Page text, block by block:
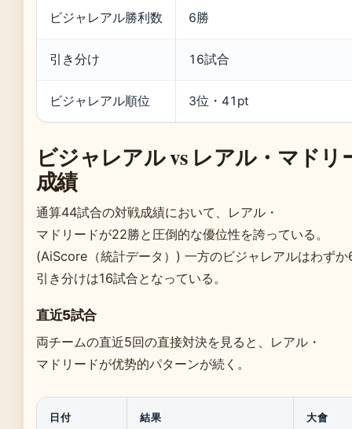
ビジャレアル勝利数 6勝
引き分け 16試合
ビジャレアル順位 3位・41pt
ビジャレアル vs レアル・マドリ
成績
通算44試合の対戦成績において、レアル・
マドリードが22勝と圧倒的な優位性を誇っている。
(AiScore（統計データ）) 一方のビジャレアルはわずか
引き分けは16試合となっている。
直近5試合
両チームの直近5回の直接対決を見ると、レアル・
マドリードが优势的パターンが続く。
日付 結果 大會